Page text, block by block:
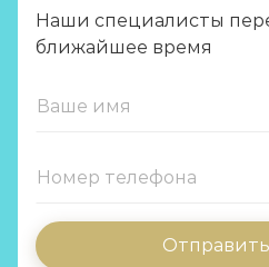
Наши специалисты
ближайшее время
Отправить